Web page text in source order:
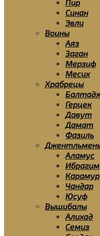
Пир
Синан
Эвли
Воины
Аяз
Заган
Мерзиф
Месих
Храбрецы
Герцек
Давут
Дамат
Фазиль
Аламус
Ибрагим
Карамур
Чандар
Юсуф
Вышибалы
Алихад
Семиз